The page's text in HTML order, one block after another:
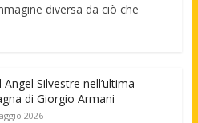
diversa da ciò che
Angel Silvestre nell’ultima
di Giorgio Armani
2026